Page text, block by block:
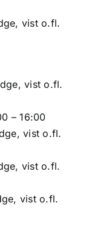
vist o.fl.
vist o.fl.
– 16:00
vist o.fl.
vist o.fl.
vist o.fl.